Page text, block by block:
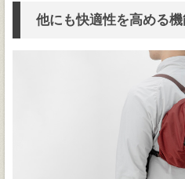
他にも快適性を高める